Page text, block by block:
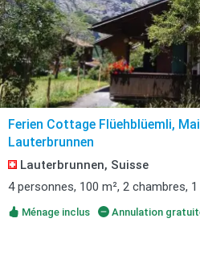
Ferien Cottage Flüehblüemli,
Lauterbrunnen
Lauterbrunnen, Suisse
4 personnes, 100 m², 2 chambres,
Ménage inclus Annulation